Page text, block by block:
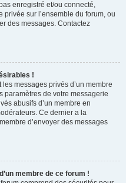
enregistré et/ou connecté,
privée sur l’ensemble du forum, ou
des messages. Contactez
!
messages privés d’un membre
paramètres de votre messagerie
abusifs d’un membre en
Ce dernier a la
d’envoyer des messages
membre de ce forum !